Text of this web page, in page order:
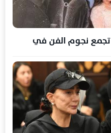
تجمع نجوم الفن في